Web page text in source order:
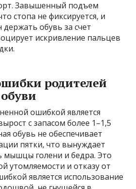
Завышенный подъем
стопа не фиксируется, и
обувь за счет
искривление пальцев
родителей
ошибкой является
с запасом более 1–1,5
обувь не обеспечивает
пятки, что вынуждает
мышцы голени и бедра. Это
утомляемости и отказу от
является использование